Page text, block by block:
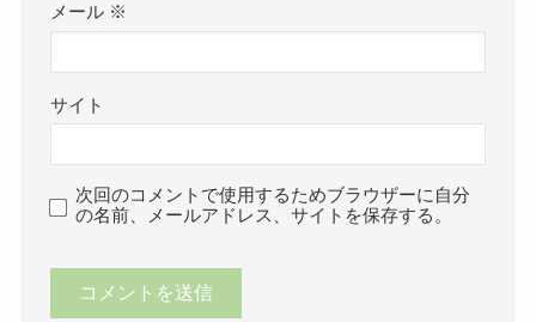
メール ※
サイト
次回のコメントで使用するためブラウザーに自分
の名前、メールアドレス、サイトを保存する。